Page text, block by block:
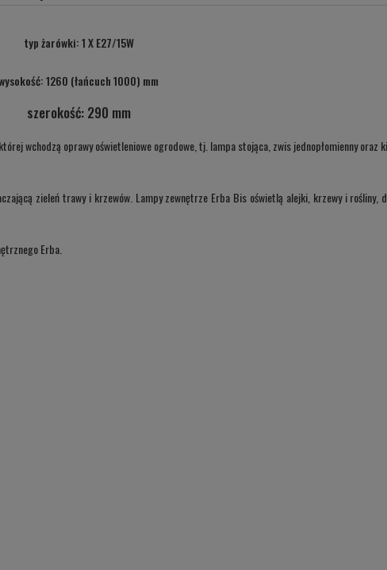
płatnoścityp żarówki: 1 X E27/15W
1260 (łańcuch 1000) mm
szerokość: 290 mm
wchodzą oprawy oświetleniowe ogrodowe, tj. lampa stojąca, zwis jednopłomienny oraz
zieleń trawy i krzewów. Lampy zewnętrze Erba Bis oświetlą alejki, krzewy i rośliny,
Erba.